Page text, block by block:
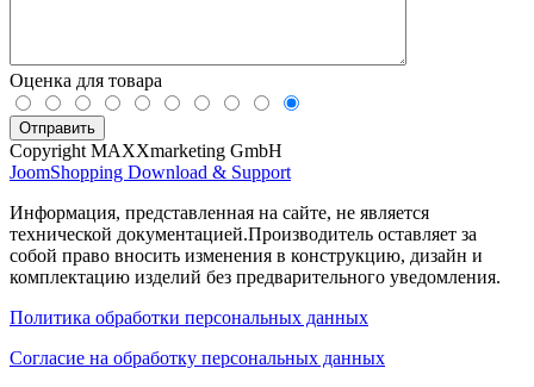
Оценка для товара
Copyright MAXXmarketing GmbH
JoomShopping Download & Support
Информация, представленная на сайте, не является
технической документацией.Производитель оставляет за
собой право вносить изменения в конструкцию, дизайн и
комплектацию изделий без предварительного уведомления.
Политика обработки персональных данных
Согласие на обработку персональных данных